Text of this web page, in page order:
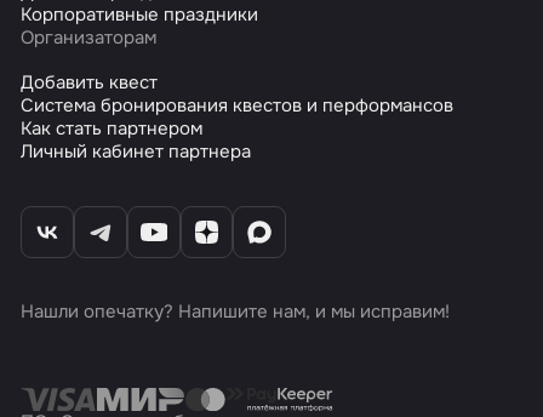
Корпоративные праздники
Организаторам
Добавить квест
Система бронирования квестов и перформансов
Как стать партнером
Личный кабинет партнера
Нашли опечатку? Напишите нам, и мы исправим!